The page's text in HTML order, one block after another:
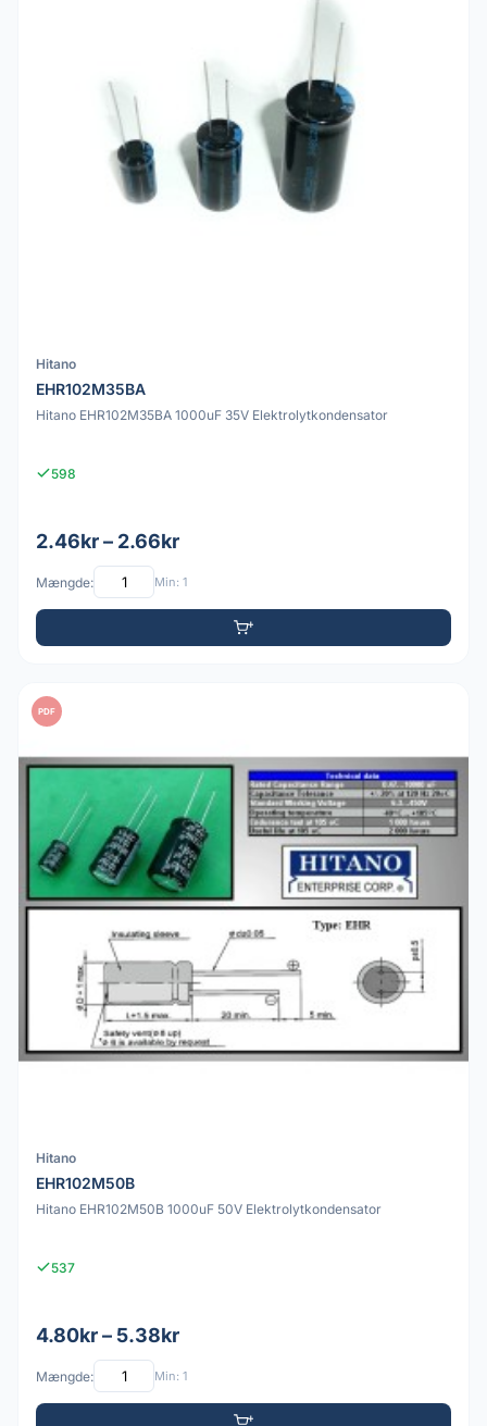
Hitano
EHR102M35BA
Hitano EHR102M35BA 1000uF 35V Elektrolytkondensator
598
2.46kr – 2.66kr
Mængde: Min: 1
PDF
Hitano
EHR102M50B
Hitano EHR102M50B 1000uF 50V Elektrolytkondensator
537
4.80kr – 5.38kr
Mængde: Min: 1